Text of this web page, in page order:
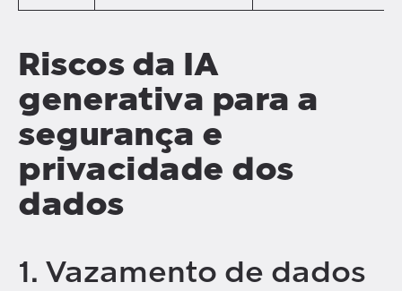
Riscos da IA
generativa para a
segurança e
privacidade dos
dados
1. Vazamento de dados